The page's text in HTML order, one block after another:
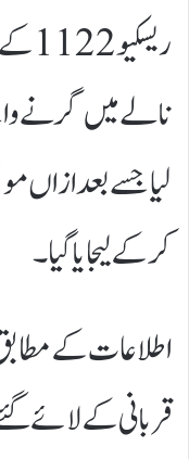
نالے میں گرنے
لیا جسے بعدازاں
کر کے لیجایا گیا۔
اطلاعات کے
قربانی کے لائے